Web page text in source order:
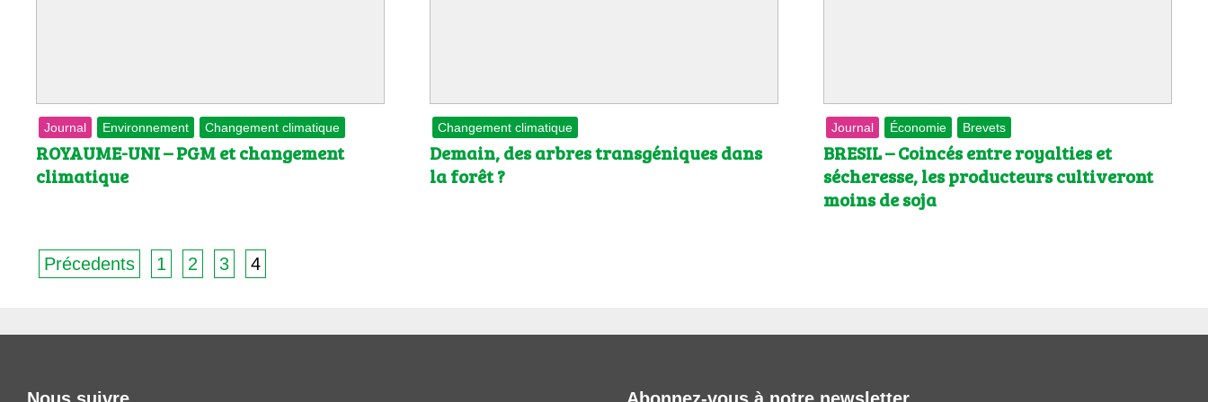
Quels sont les avantages et les inconvénients des OGM ?
Journal Environnement Changement climatique
ROYAUME-UNI – PGM et changement
climatique
Changement climatique
Demain, des arbres transgéniques dans
la forêt ?
Journal Économie Brevets
BRESIL – Coincés entre royalties et
sécheresse, les producteurs cultiveront
moins de soja
Précedents 1 2 3 4